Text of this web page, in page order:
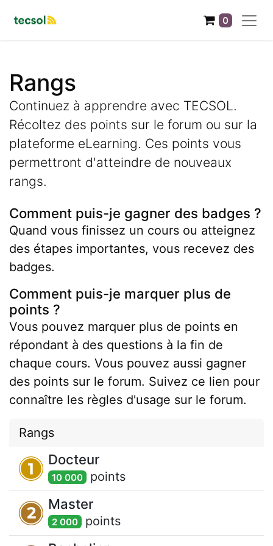
0
Rangs
Continuez à apprendre avec TECSOL.
Récoltez des points sur le forum ou sur la
plateforme eLearning. Ces points vous
permettront d'atteindre de nouveaux
rangs.
Comment puis-je gagner des badges ?
Quand vous finissez un cours ou atteignez
des étapes importantes, vous recevez des
badges.
Comment puis-je marquer plus de
points ?
Vous pouvez marquer plus de points en
répondant à des questions à la fin de
chaque cours. Vous pouvez aussi gagner
des points sur le forum. Suivez ce lien pour
connaître les règles d'usage sur le forum.
Rangs
Docteur
10 000 points
Master
2 000 points